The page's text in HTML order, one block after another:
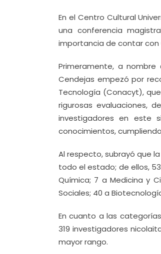
En el Centro Cultural
una conferencia
importancia de contar con
Primeramente, a nombre
Cendejas empezó por
Tecnología (Conacyt),
rigurosas evaluaciones,
investigadores en este
conocimientos,
Al respecto, subrayó que
todo el estado; de ellos,
Química; 7 a Medicina y
Sociales; 40 a
En cuanto a las
319 investigadores
mayor rango.